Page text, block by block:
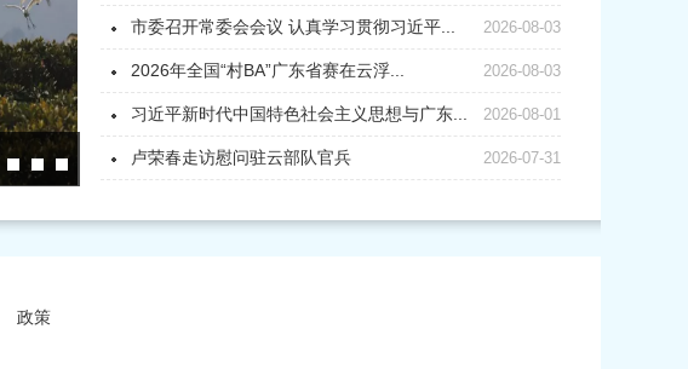
绿美广东 万众护飞！2025广东省保护野生动物宣传月启动
2026-08-03
市委召开常委会会议 认真学习贯彻习近平...
2026-08-03
2026年全国“村BA”广东省赛在云浮...
2026-08-01
习近平新时代中国特色社会主义思想与广东...
2026-07-31
卢荣春走访慰问驻云部队官兵
政策